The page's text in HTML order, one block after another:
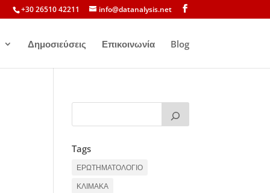
+30 26510 42211 info@datanalysis.net
Δημοσιεύσεις Επικοινωνία Blog
Tags
ΕΡΩΤΗΜΑΤΟΛΟΓΙΟ
ΚΛΙΜΑΚΑ